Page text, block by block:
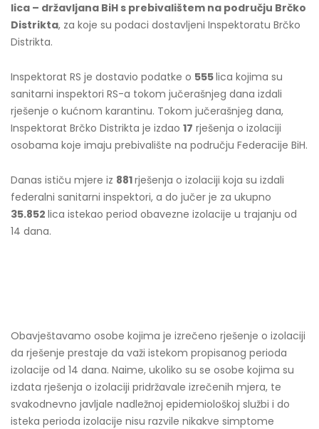
lica – državljana BiH s prebivalištem na području Brčko
Distrikta, za koje su podaci dostavljeni Inspektoratu Brčko
Distrikta.
Inspektorat RS je dostavio podatke o 555lica kojima su
sanitarni inspektori RS-a tokom jučerašnjeg dana izdali
rješenje o kućnom karantinu. Tokom jučerašnjeg dana,
Inspektorat Brčko Distrikta je izdao 17 rješenja o izolaciji
osobama koje imaju prebivalište na području Federacije BiH.
Danas ističu mjere iz 881rješenja o izolaciji koja su izdali
federalni sanitarni inspektori, a do jučer je za ukupno
35.852 lica istekao period obavezne izolacije u trajanju od
14 dana.
Obavještavamo osobe kojima je izrečeno rješenje o izolaciji
da rješenje prestaje da važi istekom propisanog perioda
izolacije od 14 dana. Naime, ukoliko su se osobe kojima su
izdata rješenja o izolaciji pridržavale izrečenih mjera, te
svakodnevno javljale nadležnoj epidemiološkoj službi i do
isteka perioda izolacije nisu razvile nikakve simptome